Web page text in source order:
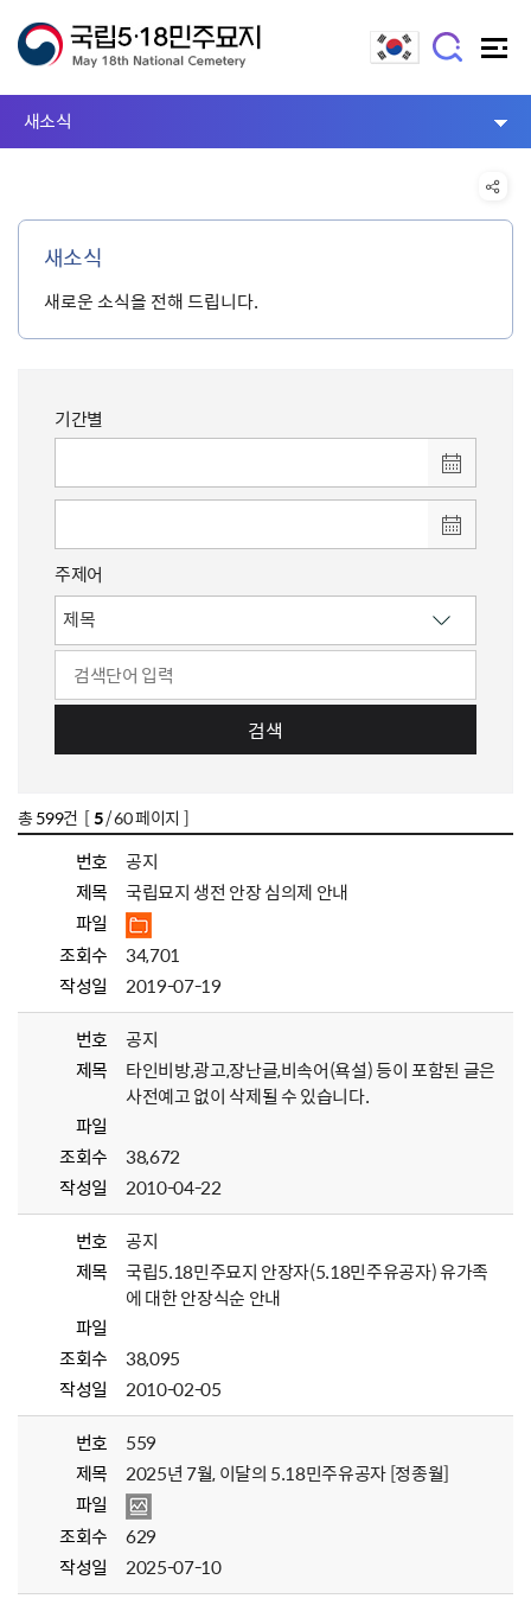
새소식
새소식
새로운 소식을 전해 드립니다.
기간별
주제어
검색
총 599건 [5/ 60 페이지 ]
번호
공지
제목
국립묘지 생전 안장 심의제 안내
파일
조회수
34,701
작성일
2019-07-19
번호
공지
제목
타인비방,광고,장난글,비속어(욕설) 등이 포함된 글은
사전예고 없이 삭제될 수 있습니다.
파일
조회수
38,672
작성일
2010-04-22
번호
공지
제목
국립5.18민주묘지 안장자(5.18민주유공자) 유가족
에 대한 안장식순 안내
파일
조회수
38,095
작성일
2010-02-05
번호
559
제목
2025년 7월, 이달의 5.18민주유공자 [정종월]
파일
조회수
629
작성일
2025-07-10